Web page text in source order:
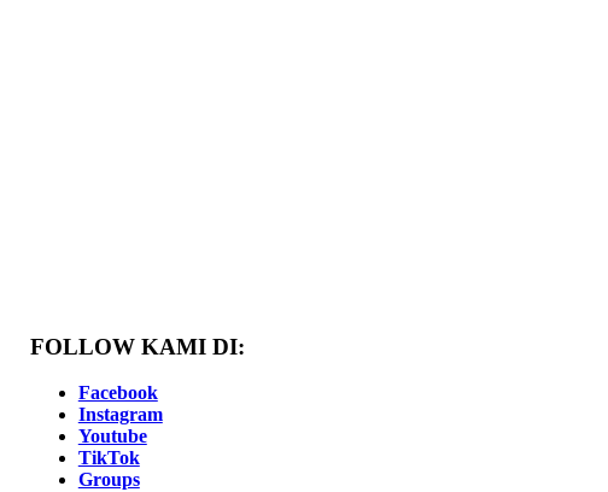
FOLLOW KAMI DI:
Facebook
Instagram
Youtube
TikTok
Groups